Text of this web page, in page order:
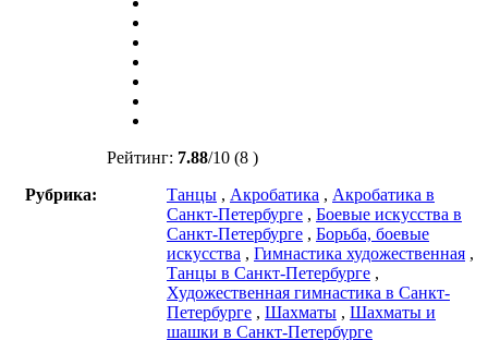
Рейтинг: 7.88/10 (8 )
Рубрика:
Танцы , Акробатика , Акробатика в
Санкт-Петербурге , Боевые искусства в
Санкт-Петербурге , Борьба, боевые
искусства , Гимнастика художественная ,
Танцы в Санкт-Петербурге ,
Художественная гимнастика в Санкт-
Петербурге , Шахматы , Шахматы и
шашки в Санкт-Петербурге